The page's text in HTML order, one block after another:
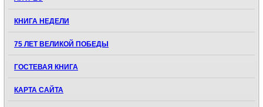
КНИГА НЕДЕЛИ
75 ЛЕТ ВЕЛИКОЙ ПОБЕДЫ
ГОСТЕВАЯ КНИГА
КАРТА САЙТА